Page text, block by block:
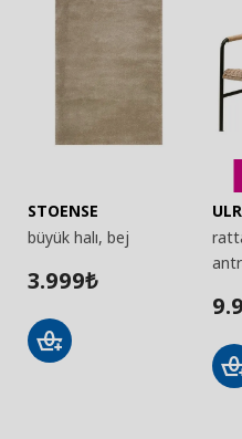
STOENSE
büyük halı, bej
3.999₺